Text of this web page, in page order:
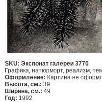
SKU: Экспонат галереи 3770
Графика, натюрморт, реализм,
Оформление: Картина не
Высота, см.: 39
Ширина, см.: 49
Год: 1992